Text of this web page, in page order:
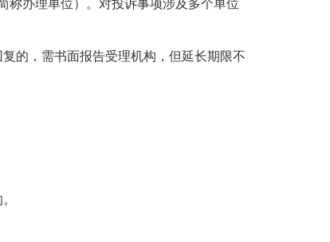
办理单位）。对投诉事项涉及多个单位
的，需书面报告受理机构，但延长期限不